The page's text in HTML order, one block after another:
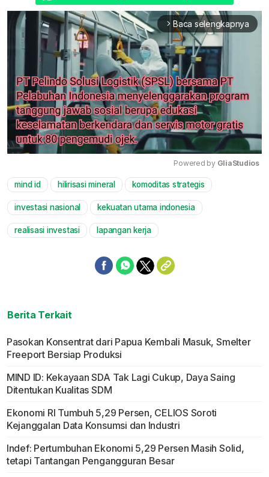
arrow_forward_ios Baca selengkapnya
Powered by GliaStudios
mind id hilirisasi mineral komoditas strategis
investasi nasional kekuatan utama indonesia
realisasi investasi lapangan kerja
Berita Terkait
Pasokan Konsentrat dari Papua Kembali Masuk, Smelter
Freeport Bersiap Produksi
MIND ID: Kekayaan SDA Tak Lagi Cukup, Daya Saing
Ditentukan Kualitas SDM
Ekonomi RI Tumbuh 5,29 Persen, CELIOS Soroti
Kejanggalan Data Konsumsi dan Industri
Indef: Pertumbuhan Ekonomi 5,29 Persen Masih Solid,
tetapi Tantangan Pengangguran Besar